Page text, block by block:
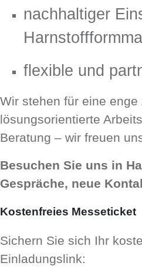
nachhaltiger
flexible und
Wir stehen für eine
lösungsorientierte
Beratung – wir freuen
Besuchen Sie uns in
Gespräche, neue
Kostenfreies Messeticket
Sichern Sie sich Ihr
Einladungslink: